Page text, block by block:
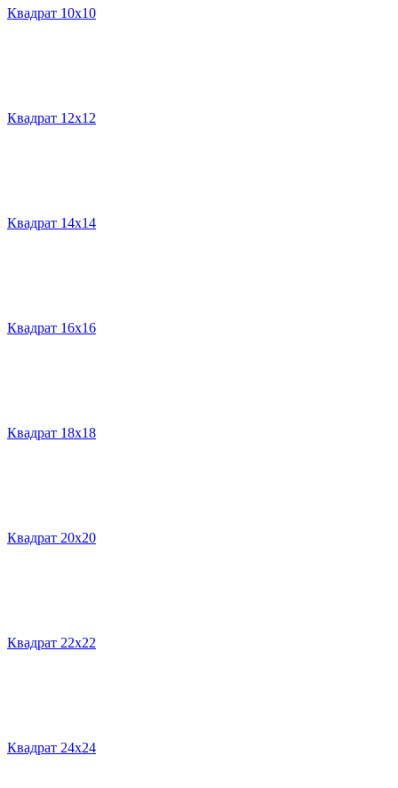
Квадрат 10х10
Квадрат 12х12
Квадрат 14х14
Квадрат 16х16
Квадрат 18х18
Квадрат 20х20
Квадрат 22х22
Квадрат 24х24